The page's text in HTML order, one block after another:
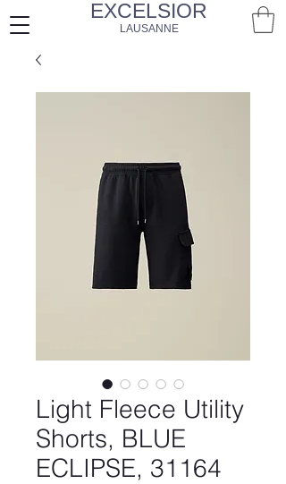
EXCELSIOR
LAUSANNE
Light Fleece Utility
Shorts, BLUE
ECLIPSE, 31164